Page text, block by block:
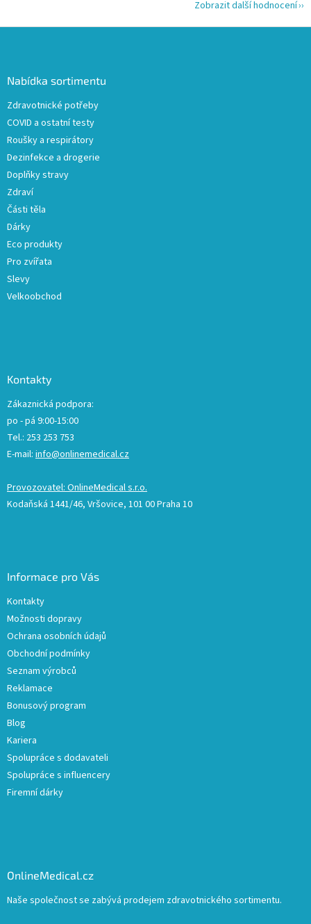
Zobrazit další hodnocení
Nabídka sortimentu
Zdravotnické potřeby
COVID a ostatní testy
Roušky a respirátory
Dezinfekce a drogerie
Doplňky stravy
Zdraví
Části těla
Dárky
Eco produkty
Pro zvířata
Slevy
Velkoobchod
Kontakty
Zákaznická podpora:
po - pá 9:00-15:00
Tel.: 253 253 753
E-mail: info@onlinemedical.cz
Provozovatel: OnlineMedical s.r.o.
Kodaňská 1441/46, Vršovice, 101 00 Praha 10
Informace pro Vás
Kontakty
Možnosti dopravy
Ochrana osobních údajů
Obchodní podmínky
Seznam výrobců
Reklamace
Bonusový program
Blog
Kariera
Spolupráce s dodavateli
Spolupráce s influencery
Firemní dárky
OnlineMedical.cz
Naše společnost se zabývá prodejem zdravotnického sortimentu.